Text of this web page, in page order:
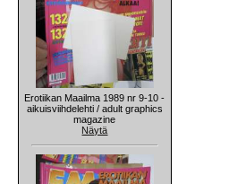
Erotiikan Maailma 1989 nr 9-10 -
aikuisviihdelehti / adult graphics
magazine
Näytä